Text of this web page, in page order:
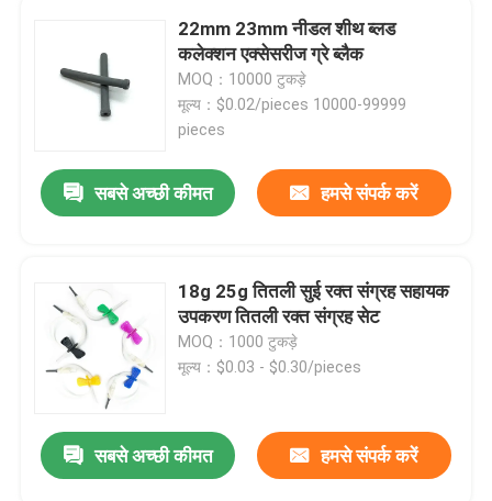
22mm 23mm नीडल शीथ ब्लड
कलेक्शन एक्सेसरीज ग्रे ब्लैक
MOQ：10000 टुकड़े
मूल्य：$0.02/pieces 10000-99999
pieces
सबसे अच्छी कीमत हमसे संपर्क करें
18g 25g तितली सुई रक्त संग्रह सहायक
उपकरण तितली रक्त संग्रह सेट
MOQ：1000 टुकड़े
मूल्य：$0.03 - $0.30/pieces
सबसे अच्छी कीमत हमसे संपर्क करें